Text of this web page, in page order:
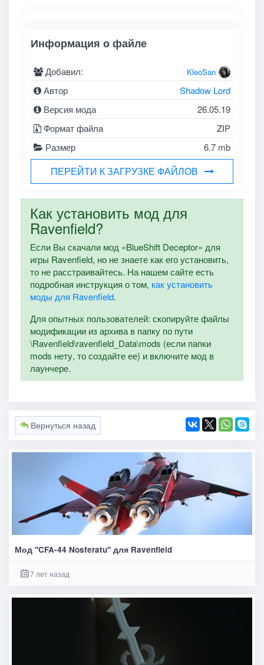
Информация о файле
Добавил: KleoSan
Автор
Shadow Lord
Версия мода
26.05.19
Формат файла
ZIP
Размер
6.7 mb
ПЕРЕЙТИ К ЗАГРУЗКЕ ФАЙЛОВ
Как установить мод для
Ravenfield?
Если Вы скачали мод «BlueShift Deceptor» для
игры Ravenfield, но не знаете как его установить,
то не расстраивайтесь. На нашем сайте есть
подробная инструкция о том, как установить
моды для Ravenfield.
Для опытных пользователей: скопируйте файлы
модификации из архива в папку по пути
\Ravenfield\ravenfield_Data\mods (если папки
mods нету, то создайте ее) и включите мод в
лаунчере.
Вернуться назад
Мод "CFA-44 Nosferatu" для Ravenfield
7 лет назад